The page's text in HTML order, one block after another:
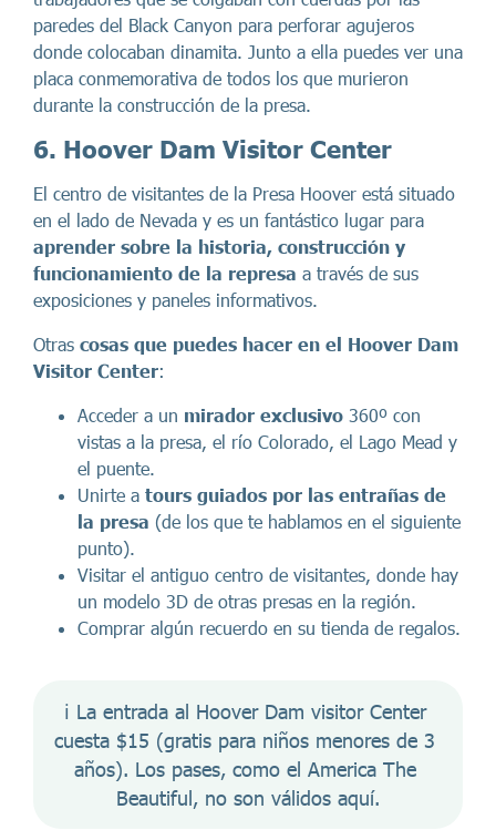
paredes del Black Canyon para perforar agujeros
donde colocaban dinamita. Junto a ella puedes ver una
placa conmemorativa de todos los que murieron
durante la construcción de la presa.
6. Hoover Dam Visitor Center
El centro de visitantes de la Presa Hoover está situado
en el lado de Nevada y es un fantástico lugar para
aprender sobre la historia, construcción y
funcionamiento de la represa a través de sus
exposiciones y paneles informativos.
Otras cosas que puedes hacer en el Hoover Dam
Visitor Center:
Acceder a un mirador exclusivo 360º con
vistas a la presa, el río Colorado, el Lago Mead y
el puente.
Unirte a tours guiados por las entrañas de
la presa (de los que te hablamos en el siguiente
punto).
Visitar el antiguo centro de visitantes, donde hay
un modelo 3D de otras presas en la región.
Comprar algún recuerdo en su tienda de regalos.
ℹ️ La entrada al Hoover Dam visitor Center
cuesta $15 (gratis para niños menores de 3
años). Los pases, como el America The
Beautiful, no son válidos aquí.